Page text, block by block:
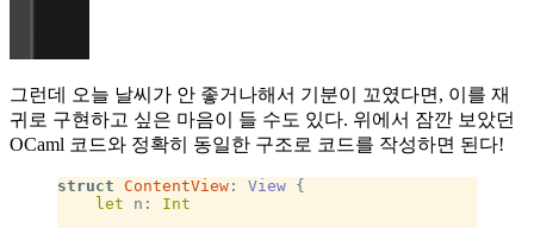
그런데 오늘 날씨가 안 좋거나해서 기분이 꼬였다면, 이를 재
귀로 구현하고 싶은 마음이 들 수도 있다. 위에서 잠깐 보았던
OCaml 코드와 정확히 동일한 구조로 코드를 작성하면 된다!
struct ContentView : View {
    let
n: Int